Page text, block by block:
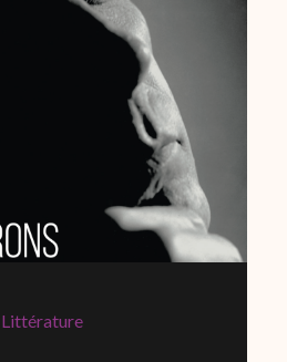
Littérature